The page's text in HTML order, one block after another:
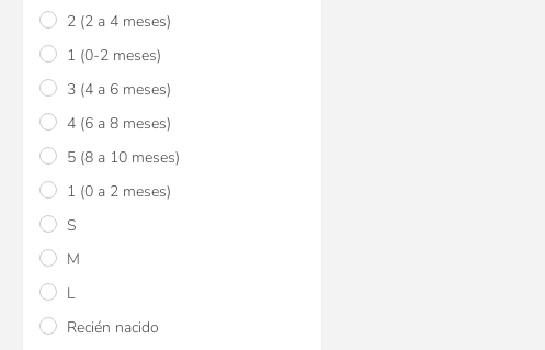
2 (2 a 4 meses)
1 (0-2 meses)
3 (4 a 6 meses)
4 (6 a 8 meses)
5 (8 a 10 meses)
1 (0 a 2 meses)
S
M
L
Recién nacido